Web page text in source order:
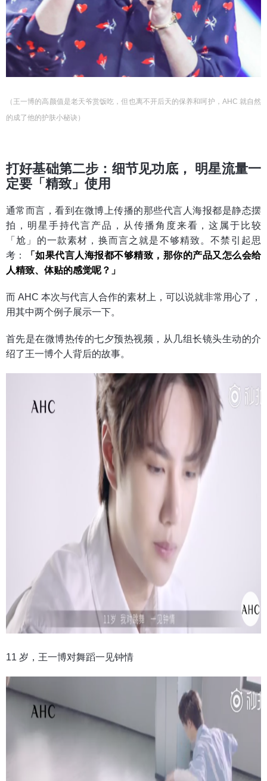
（王一博的高颜值是老天爷赏饭吃，但也离不开后天的保养和呵护，AHC 就自然
的成了他的护肤小秘诀）
打好基础第二步：细节见功底， 明星流量一
定要「精致」使用
通常而言，看到在微博上传播的那些代言人海报都是静态摆
拍，明星手持代言产品，从传播角度来看，这属于比较
「尬」的一款素材，换而言之就是不够精致。不禁引起思
考：
「如果代言人海报都不够精致，那你的产品又怎么会给
人精致、体贴的感觉呢？」
而 AHC 本次与代言人合作的素材上，可以说就非常用心了，
用其中两个例子展示一下。
首先是在微博热传的七夕预热视频，从几组长镜头生动的介
绍了王一博个人背后的故事。
11 岁，王一博对舞蹈一见钟情